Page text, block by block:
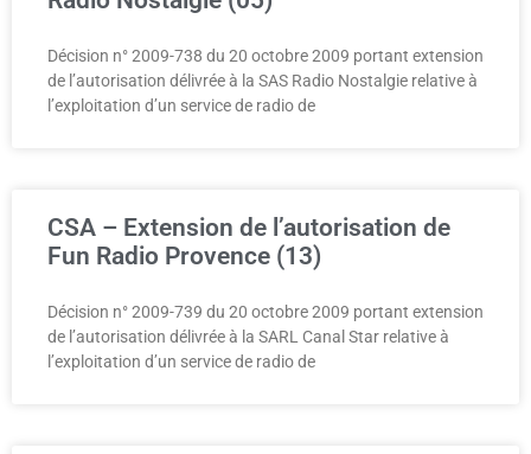
Décision n° 2009-738 du 20 octobre 2009 portant extension
de l’autorisation délivrée à la SAS Radio Nostalgie relative à
l’exploitation d’un service de radio de
CSA – Extension de l’autorisation de
Fun Radio Provence (13)
Décision n° 2009-739 du 20 octobre 2009 portant extension
de l’autorisation délivrée à la SARL Canal Star relative à
l’exploitation d’un service de radio de